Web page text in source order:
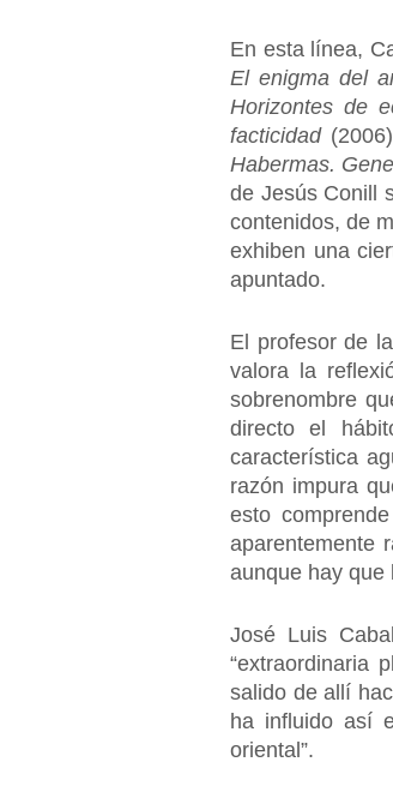
En esta línea,
El enigma del
Horizontes de
facticidad
Habermas.
de Jesús Conill
contenidos, de
exhiben una
apuntado.
El profesor de
valora la
sobrenombre
directo el
característica
razón impura
esto
aparentemente
aunque hay que
José Luis
“extraordinaria
salido de allí
ha influido así
oriental”.